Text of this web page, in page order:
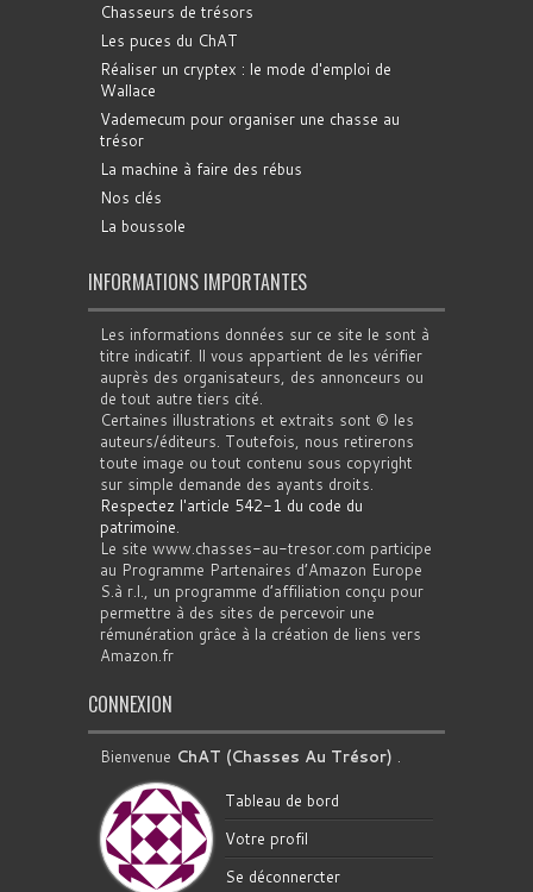
Chasseurs de trésors
Les puces du ChAT
Réaliser un cryptex : le mode d'emploi de
Wallace
Vademecum pour organiser une chasse au
trésor
La machine à faire des rébus
Nos clés
La boussole
INFORMATIONS IMPORTANTES
Les informations données sur ce site le sont à
titre indicatif. Il vous appartient de les vérifier
auprès des organisateurs, des annonceurs ou
de tout autre tiers cité.
Certaines illustrations et extraits sont © les
auteurs/éditeurs. Toutefois, nous retirerons
toute image ou tout contenu sous copyright
sur simple demande des ayants droits.
Respectez l'article 542-1 du code du
patrimoine.
Le site www.chasses-au-tresor.com participe
au Programme Partenaires d’Amazon Europe
S.à r.l., un programme d’affiliation conçu pour
permettre à des sites de percevoir une
rémunération grâce à la création de liens vers
Amazon.fr
CONNEXION
Bienvenue ChAT (Chasses Au Trésor) .
Tableau de bord
Votre profil
Se déconnercter